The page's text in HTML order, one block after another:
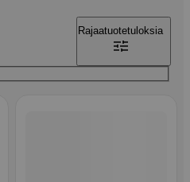
Rajaatuotetuloksia